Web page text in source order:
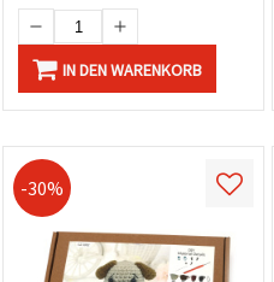
IN DEN WARENKORB
-30%